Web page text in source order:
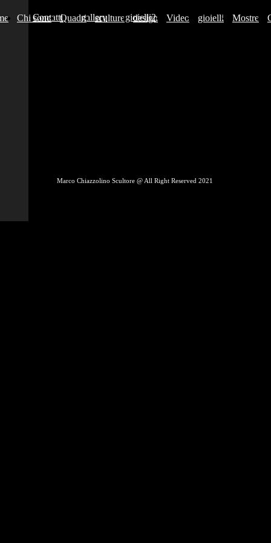
Contatti gallery gioielli2
Chi sono Quadri sculture design Video gioielli Mostre
Marco Chiazzolino Scultore @ All Right Reserved 2021